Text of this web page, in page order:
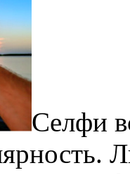
Селфи